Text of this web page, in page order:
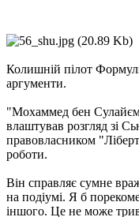
Колишній пілот
аргументи.
"Мохаммед бен
влаштував розгляд зі
правовласником
роботи.
Він справляє сумне
на подіумі. Я б
іншого. Це не може